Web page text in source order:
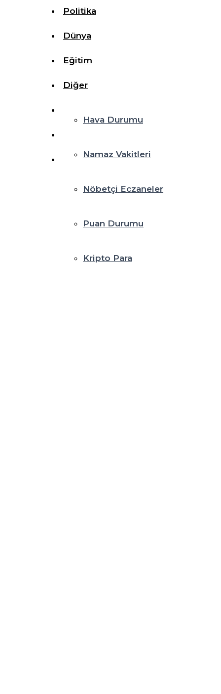
Politika
Dünya
Eğitim
Diğer
Hava Durumu
Namaz Vakitleri
Nöbetçi Eczaneler
Puan Durumu
Kripto Para